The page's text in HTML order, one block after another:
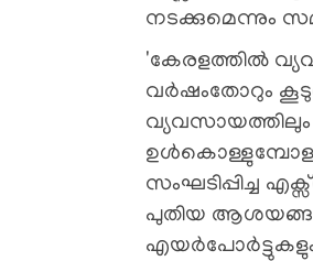
നടക്കുമെന്നും
'കേരളത്തിൽ
വർഷംതോറും
വ്യവസായത്തിലും
സംഘടിപ്പിച്ച
പുതിയ